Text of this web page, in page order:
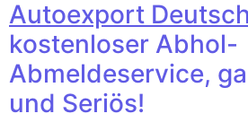
Autoexport
kostenloser Abhol-
Abmeldeservice,
und Seriös!